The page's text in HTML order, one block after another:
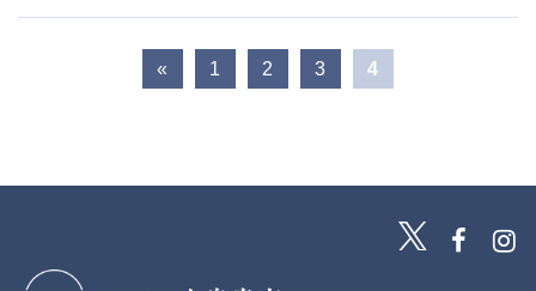
« 1 2 3 4